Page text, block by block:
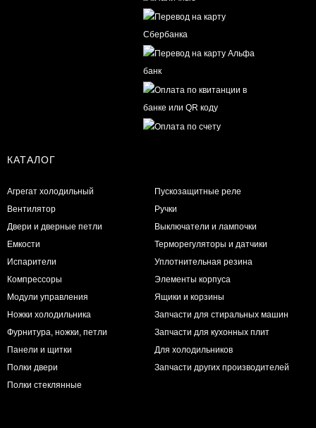
КАТАЛОГ
Агрегат холодильный
Вентилятор
Двери и дверные петли
Емкости
Испарители
Компрессоры
Модули управления
Ножки холодильника
Фурнитура, ножки, петли
Панели и щитки
Полки двери
Полки стеклянные
Пускозащитные реле
Ручки
Выключатели и лампочки
Терморегуляторы и датчики
Уплотнительная резина
Элементы корпуса
Ящики и корзины
Запчасти для стиральных машин
Запчасти для кухонных плит
Для холодильников
Запчасти других производителей